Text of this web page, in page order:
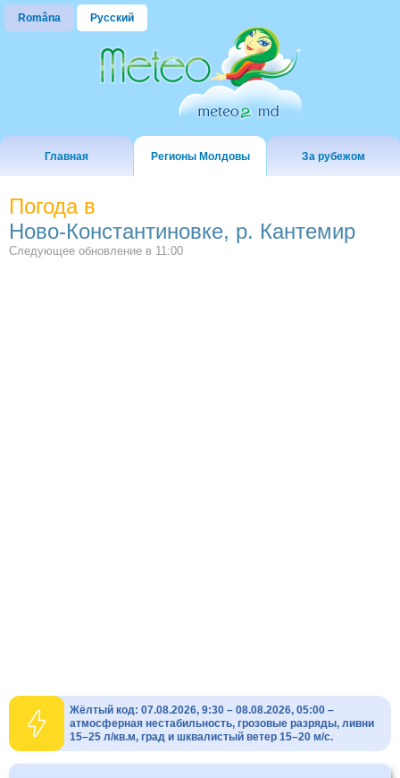
Româna Русский
Главная Регионы Молдовы За рубежом
Погода в
Ново-Константиновке, р. Кантемир
Следующее обновление в 11:00
Жёлтый код: 07.08.2026, 9:30 – 08.08.2026, 05:00 –
атмосферная нестабильность, грозовые разряды, ливни
15–25 л/кв.м, град и шквалистый ветер 15–20 м/с.